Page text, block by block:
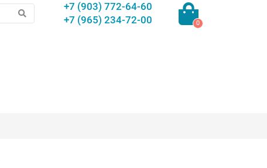
+7 (903) 772-64-60
+7 (965) 234-72-00
0